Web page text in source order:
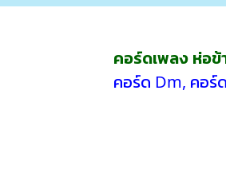
คอร์ดเพลง ห่อข้
คอร์ด Dm, คอร์